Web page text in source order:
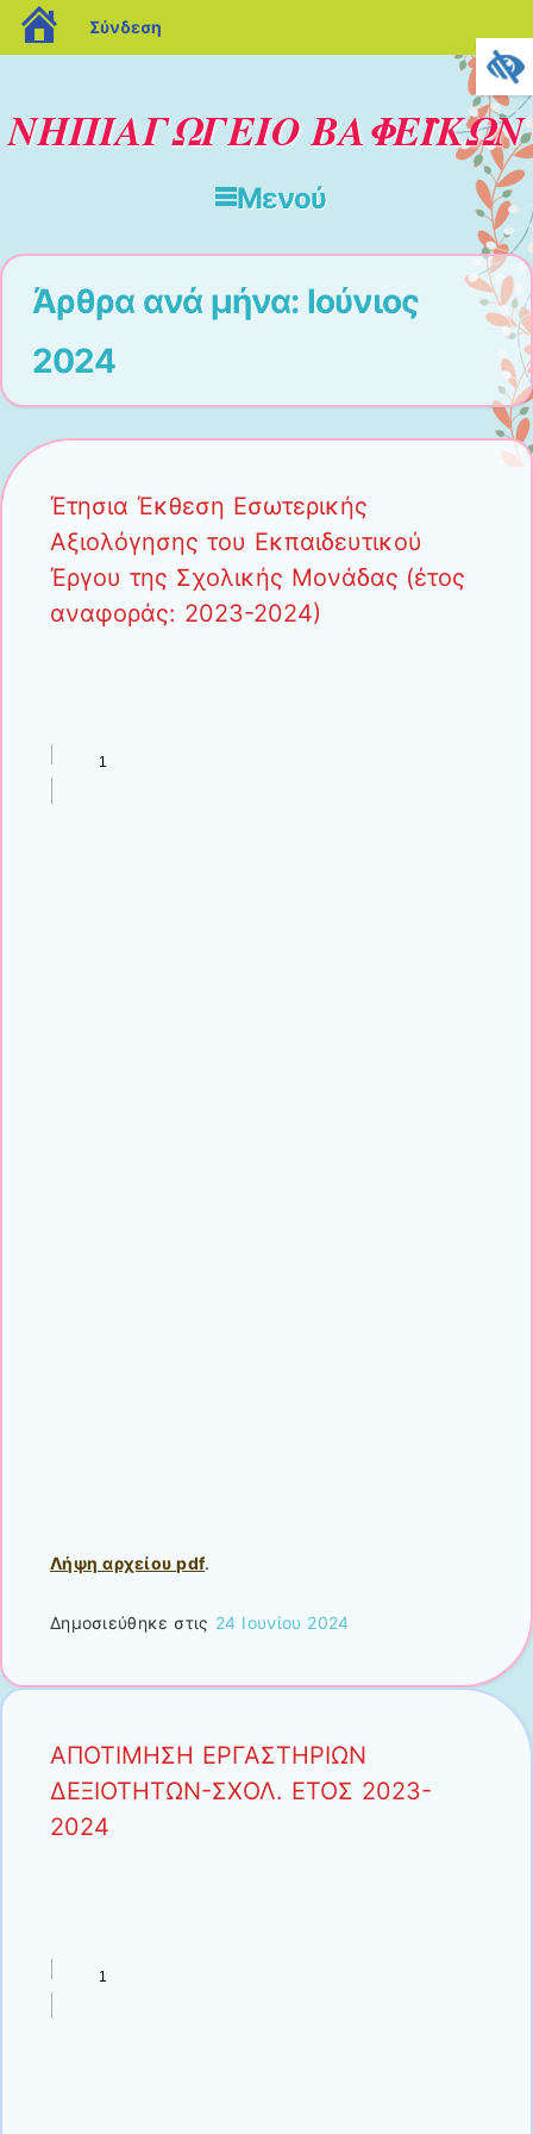
ΝΗΠΙΑΓΩΓΕΙΟ ΒΑΦΕΪΚΩΝ
Μενού
Άρθρα ανά μήνα: Ιούνιος
2024
Έτησια Έκθεση Εσωτερικής
Αξιολόγησης του Εκπαιδευτικού
Έργου της Σχολικής Μονάδας (έτος
αναφοράς: 2023-2024)
Λήψη αρχείου pdf.
Δημοσιεύθηκε στις 24 Ιουνίου 2024
ΑΠΟΤΙΜΗΣΗ ΕΡΓΑΣΤΗΡΙΩΝ
ΔΕΞΙΟΤΗΤΩΝ-ΣΧΟΛ. ΕΤΟΣ 2023-
2024
blogs.sch.gr
Σύνδεση